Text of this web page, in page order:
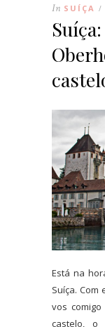
In SUÍÇA /
Está na
Suíça.
vos
castelo, o